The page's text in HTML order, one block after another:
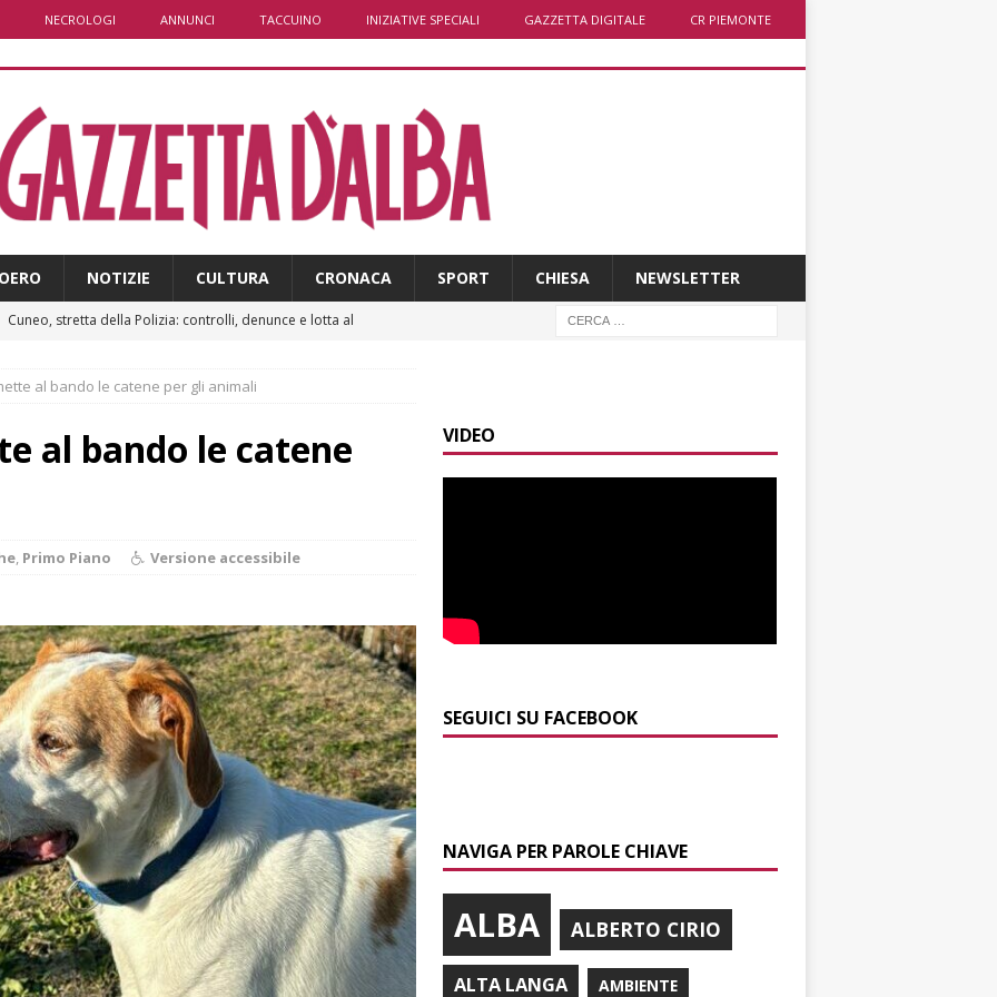
NECROLOGI ANNUNCI TACCUINO INIZIATIVE SPECIALI GAZZETTA DIGITALE CR PIEMONTE
NOTIZIE CULTURA CRONACA SPORT CHIESA NEWSLETTER
Cuneo, stretta della Polizia: controlli, denunce e lotta al
La festa di San Rocco dimostra che Santo Stefano Belbo è un
Alba: lunedì 10 agosto tornano le “Notti del vino”
L’Alba volley inizia la stagione del debutto in Serie B1 con una
della Regione
ALBA
Da Cgil e Uil parte un esposto sul caso Crc-La Stampa
ALBA
Banca di Asti, utile a 26,7 milioni nel primo semestre: cresce la
ALTRE NOTIZIE
al bando le catene per gli animali
al bando le catene
, Primo Piano Versione accessibile
VIDEO
SEGUICI SU FACEBOOK
NAVIGA PER PAROLE CHIAVE
ALBA ALBERTO CIRIO
ALTA LANGA AMBIENTE